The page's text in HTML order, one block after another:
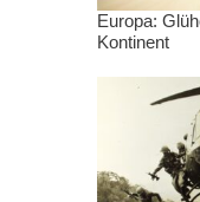
Europa:
Kontinent